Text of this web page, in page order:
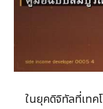
ในยุคดิจิทัลที่เทค